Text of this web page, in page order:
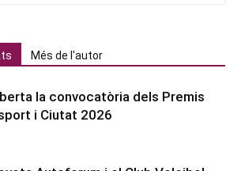
Més de l'autor
la convocatòria dels Premis
i Ciutat 2026